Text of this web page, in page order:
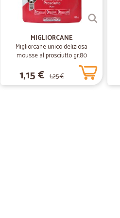
MIGLIORCANE
Migliorcane unico deliziosa
mousse al prosciutto gr.80
1,15 € 1,25 €